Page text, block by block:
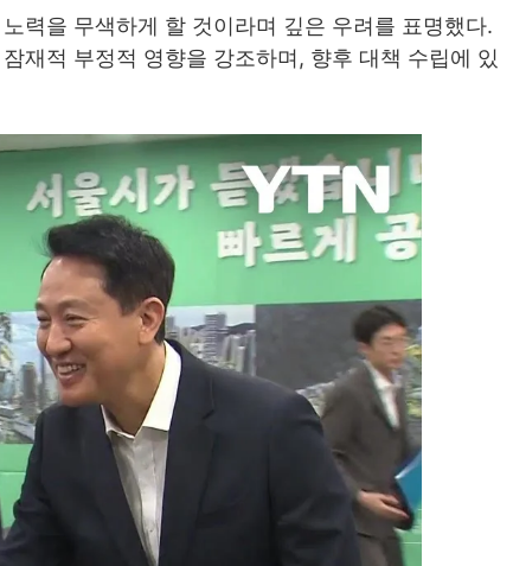
력을 무색하게 할 것이라며 깊은 우려를 표명했다.
재적 부정적 영향을 강조하며, 향후 대책 수립에 있